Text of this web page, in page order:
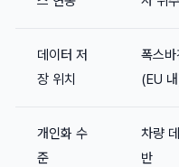
데이터 저
장 위치
폭스바
(EU
개인화 수
준
차량
반